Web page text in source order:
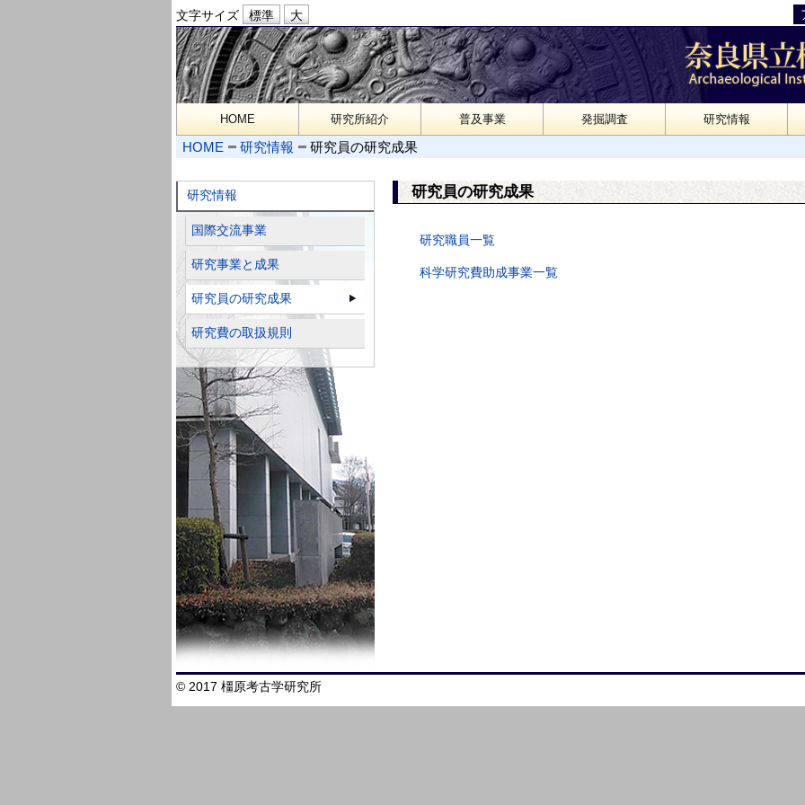
文字サイズ
HOME 研究所紹介 普及事業 発掘調査 研究情報
HOME 研究情報 研究員の研究成果
研究員の研究成果
研究職員一覧
科学研究費助成事業一覧
研究情報
国際交流事業
研究事業と成果
研究員の研究成果
研究費の取扱規則
© 2017 橿原考古学研究所